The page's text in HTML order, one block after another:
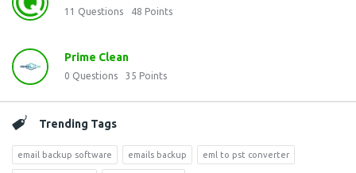
11 Questions 48 Points
Prime Clean
0 Questions 35 Points
Trending Tags
email backup software emails backup eml to pst converter